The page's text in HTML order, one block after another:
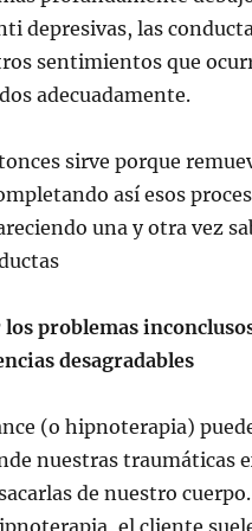
depresivas, las
sentimientos que
adecuadamente.
sirve porque
así esos
una y otra vez
los problemas
desagradables
(o hipnoterapia)
nuestras traumáticas
de nuestro
el cliente